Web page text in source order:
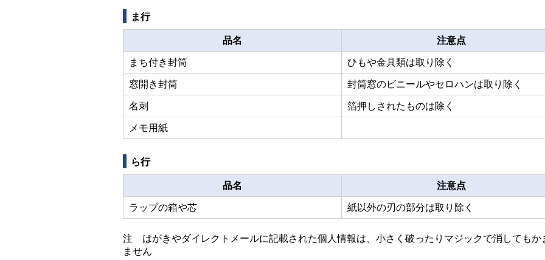
ま行
品名 注意点
まち付き封筒 ひもや金具類は取り除く
窓開き封筒 封筒窓のビニールやセロハンは取り除く
名刺 箔押しされたものは除く
メモ用紙
ら行
品名 注意点
ラップの箱や芯 紙以外の刃の部分は取り除く
注 はがきやダイレクトメールに記載された個人情報は、小さく破ったりマジックで消してもか
ません